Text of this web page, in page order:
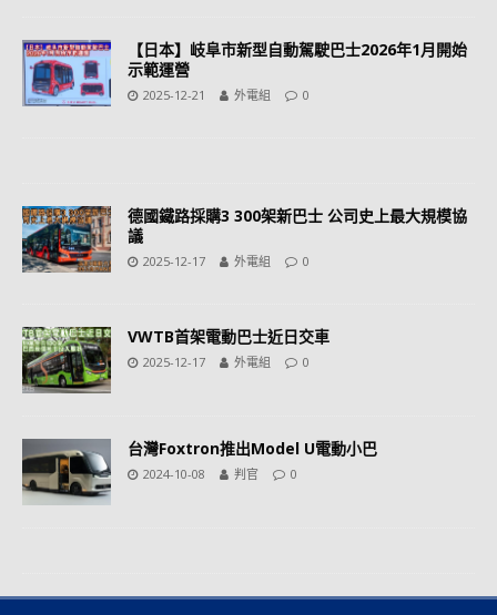
【日本】岐阜市新型自動駕駛巴士2026年1月開始
示範運營
2025-12-21 外電組 0
德國鐵路採購3 300架新巴士 公司史上最大規模協
議
2025-12-17 外電組 0
VWTB首架電動巴士近日交車
2025-12-17 外電組 0
台灣Foxtron推出Model U電動小巴
2024-10-08 判官 0